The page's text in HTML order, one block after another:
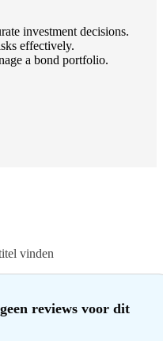
investment decisions.
effectively.
a bond portfolio.
vinden
reviews voor dit